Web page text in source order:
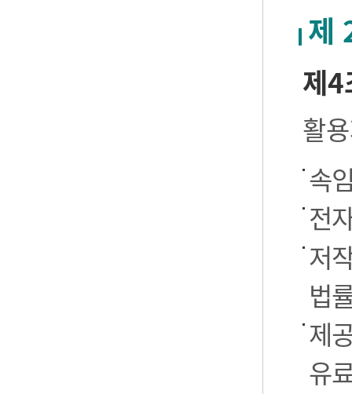
제
제4
활
속
전
저
법
제
유